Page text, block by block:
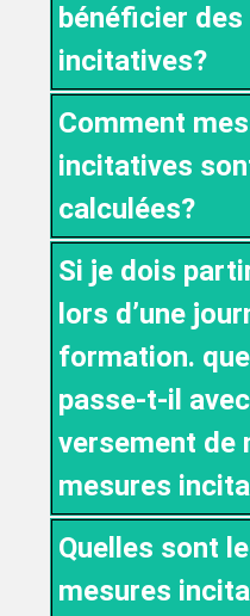
bénéficier
incitatives?
Comment
incitatives
calculées?
Si je dois
lors d’une
formation.
passe-t-il
versement de
mesures
Quelles sont
mesures